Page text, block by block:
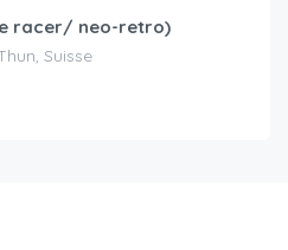
racer/ neo-retro)
Suisse